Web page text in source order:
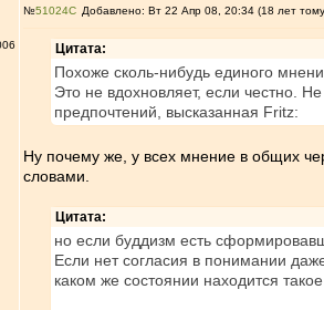
№51024 Добавлено: Вт 22 Апр 08, 20:34 (18 лет
Цитата:
Похоже сколь-нибудь единого
Это не вдохновляет, если честно.
предпочтений, высказанная Fritz:
Ну почему же, у всех мнение в общих
словами.
Цитата:
но если буддизм есть
Если нет согласия в понимании
каком же состоянии находится